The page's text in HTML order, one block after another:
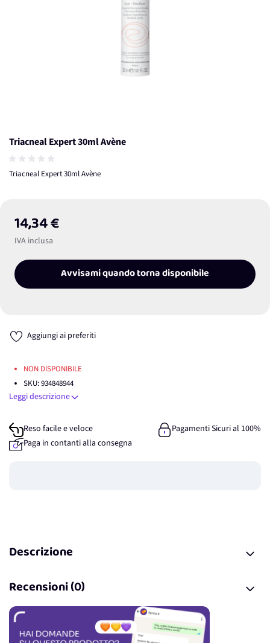
Triacneal Expert 30ml Avène
Triacneal Expert 30ml Avène
14,34 €
IVA inclusa
Avvisami quando torna disponibile
Aggiungi ai preferiti
NON DISPONIBILE
SKU:934848944
Leggi descrizione
Reso facile e veloce
Pagamenti Sicuri al 100%
Paga in contanti alla consegna
Descrizione
Recensioni (0)